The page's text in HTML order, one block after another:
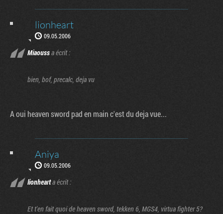
lionheart
09.05.2006
Miaoussa écrit :
bien, bof, precalc, deja vu
A oui heaven sword pad en main c'est du deja vue...
Aniya
09.05.2006
lionhearta écrit :
Et t'en fait quoi de heaven sword, tekken 6, MGS4, virtua fighter 5?